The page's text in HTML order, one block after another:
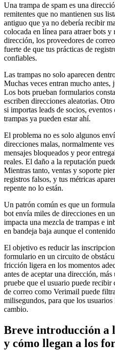
Una trampa de spam es una
remitentes que no mantienen sus
antiguo que ya no debería recibir
colocada en línea para atraer bots y
dirección, los proveedores de
fuerte de que tus prácticas de
confiables.
Las trampas no solo aparecen
Muchas veces entran mucho
Los bots prueban formularios
escriben direcciones aleatorias.
si importas leads de socios,
trampas ya pueden estar ahí.
El problema no es solo algunos
direcciones malas, normalmente
mensajes bloqueados y peor
reales. El daño a la reputación
Mientras tanto, ventas y soporte
registros falsos, y tus métricas
repente no lo están.
Un patrón común es que un
bot envía miles de direcciones en
impacta una mezcla de trampas e
en bandeja baja aunque el
El objetivo es reducir las
formulario en un circuito de
fricción ligera en los momentos
antes de aceptar una dirección,
pruebe que el usuario puede
de correo como Verimail puede
milisegundos, para que los
cambio.
Breve introducción a
y cómo llegan a los